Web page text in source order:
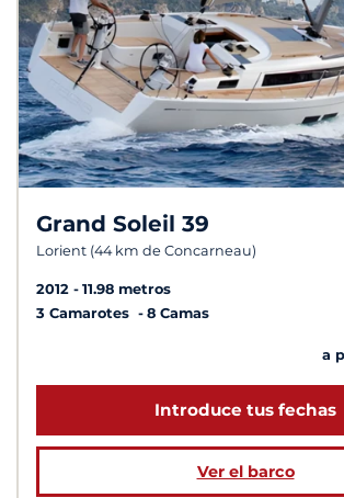
Grand Soleil 39
Lorient (44 km de Concarneau)
2012
11.98 metros
3 Camarotes
8 Camas
a
Introduce tus fechas
Ver el barco